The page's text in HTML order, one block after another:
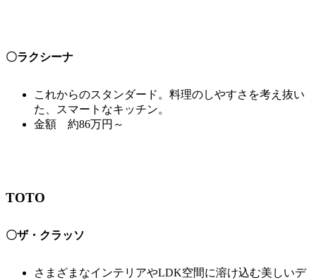
〇ラクシーナ
これからのスタンダード。料理のしやすさを考え抜い
た、スマートなキッチン。
金額 約86万円～
TOTO
〇ザ・クラッソ
さまざまなインテリアやLDK空間に溶け込む美しいデ